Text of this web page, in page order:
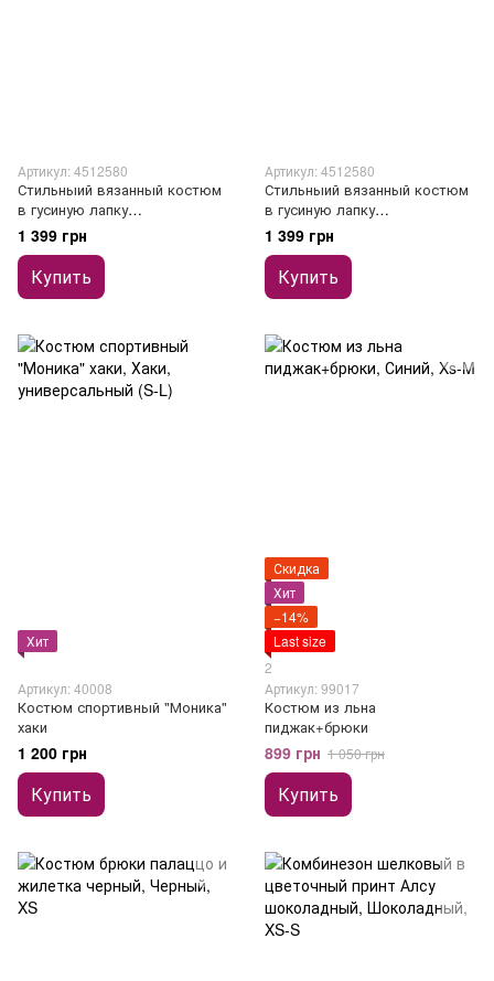
Артикул: 4512580
Стильныий вязанный костюм
в гусиную лапку
джемпер+шорты
1 399 грн
Купить
Артикул: 4512580
Стильныий вязанный костюм
в гусиную лапку
джемпер+шорты
1 399 грн
Купить
Хит
Артикул: 40008
Костюм спортивный "Моника"
хаки
1 200 грн
Купить
Скидка
Хит
−14%
Last size
2
Артикул: 99017
Костюм из льна
пиджак+брюки
899 грн 1 050 грн
Купить